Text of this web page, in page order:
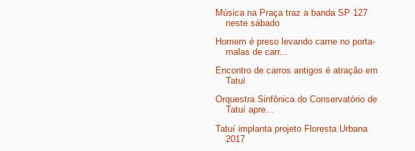
Música na Praça traz a banda SP 127
neste sábado
Homem é preso levando carne no porta-
malas de carr...
Encontro de carros antigos é atração em
Tatuí
Orquestra Sinfônica do Conservatório de
Tatuí apre...
Tatuí implanta projeto Floresta Urbana
2017